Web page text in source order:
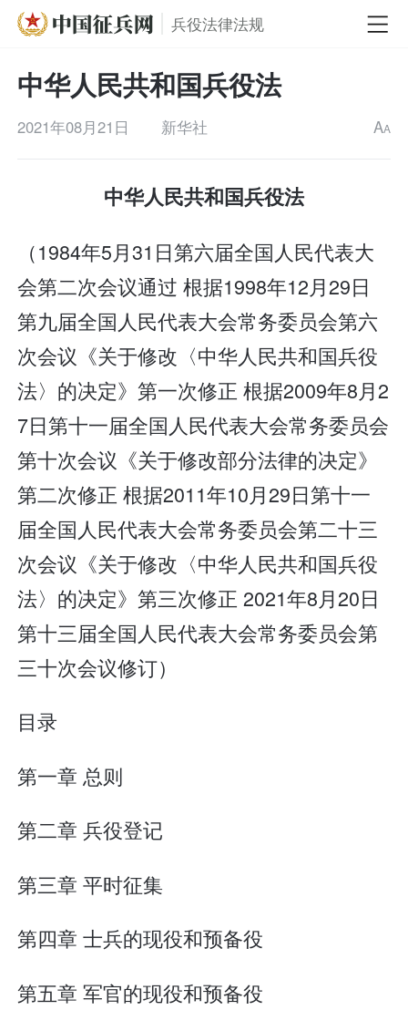
兵役法律法规
中华人民共和国兵役法
2021年08月21日 新华社 AA
中华人民共和国兵役法
（1984年5月31日第六届全国人民代表大
会第二次会议通过 根据1998年12月29日
第九届全国人民代表大会常务委员会第六
次会议《关于修改〈中华人民共和国兵役
法〉的决定》第一次修正 根据2009年8月2
7日第十一届全国人民代表大会常务委员会
第十次会议《关于修改部分法律的决定》
第二次修正 根据2011年10月29日第十一
届全国人民代表大会常务委员会第二十三
次会议《关于修改〈中华人民共和国兵役
法〉的决定》第三次修正 2021年8月20日
第十三届全国人民代表大会常务委员会第
三十次会议修订）
目录
第一章 总则
第二章 兵役登记
第三章 平时征集
第四章 士兵的现役和预备役
第五章 军官的现役和预备役